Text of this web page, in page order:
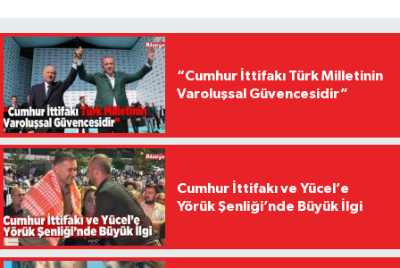
“Cumhur İttifakı Türk Milletinin
Varoluşsal Güvencesidir”
Cumhur İttifakı ve Yücel’e
Yörük Şenliği’nde Büyük İlgi